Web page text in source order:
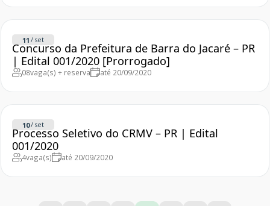
11 / set
Concurso da Prefeitura de Barra do Jacaré – PR
| Edital 001/2020 [Prorrogado]
08vaga(s) + reserva até 20/09/2020
10/ set
Processo Seletivo do CRMV – PR | Edital
001/2020
4vaga(s) até 20/09/2020